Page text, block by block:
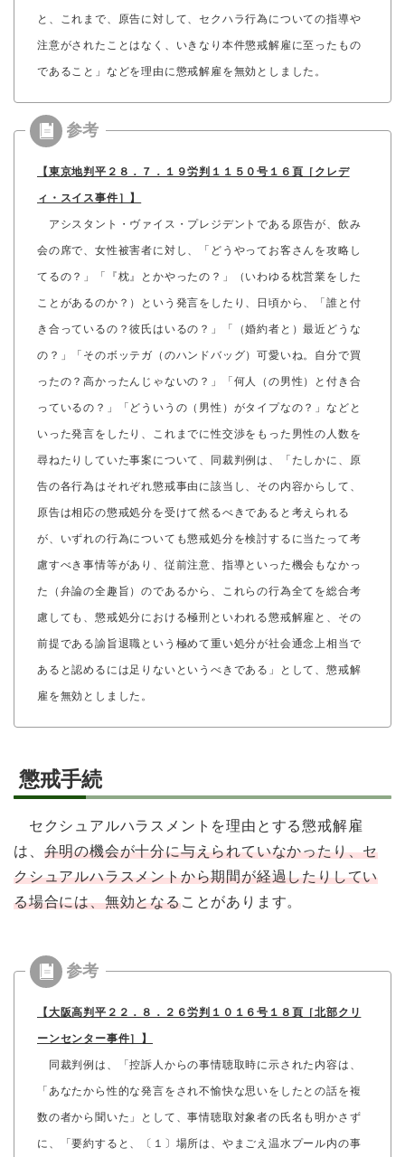
と、これまで、原告に対して、セクハラ行為についての指導や
注意がされたことはなく、いきなり本件懲戒解雇に至ったもの
であること」などを理由に懲戒解雇を無効としました。
【東京地判平２８．７．１９労判１１５０号１６頁［クレデ
ィ・スイス事件］】
アシスタント・ヴァイス・プレジデントである原告が、飲み
会の席で、女性被害者に対し、「どうやってお客さんを攻略し
てるの？」「『枕』とかやったの？」（いわゆる枕営業をした
ことがあるのか？）という発言をしたり、日頃から、「誰と付
き合っているの？彼氏はいるの？」「（婚約者と）最近どうな
の？」「そのボッテガ（のハンドバッグ）可愛いね。自分で買
ったの？高かったんじゃないの？」「何人（の男性）と付き合
っているの？」「どういうの（男性）がタイプなの？」などと
いった発言をしたり、これまでに性交渉をもった男性の人数を
尋ねたりしていた事案について、同裁判例は、「たしかに、原
告の各行為はそれぞれ懲戒事由に該当し、その内容からして、
原告は相応の懲戒処分を受けて然るべきであると考えられる
が、いずれの行為についても懲戒処分を検討するに当たって考
慮すべき事情等があり、従前注意、指導といった機会もなかっ
た（弁論の全趣旨）のであるから、これらの行為全てを総合考
慮しても、懲戒処分における極刑といわれる懲戒解雇と、その
前提である諭旨退職という極めて重い処分が社会通念上相当で
あると認めるには足りないというべきである」として、懲戒解
雇を無効としました。
懲戒手続
セクシュアルハラスメントを理由とする懲戒解雇
は、 弁明の機会が十分に与えられていなかったり、セ
クシュアルハラスメントから期間が経過したりしてい
る場合には、無効となることがあります。
【大阪高判平２２．８．２６労判１０１６号１８頁［北部クリ
ーンセンター事件］】
同裁判例は、「控訴人からの事情聴取時に示された内容は、
「あなたから性的な発言をされ不愉快な思いをしたとの話を複
数の者から聞いた」として、事情聴取対象者の氏名も明かさず
に、「要約すると、〔１〕場所は、やまごえ温水プール内の事